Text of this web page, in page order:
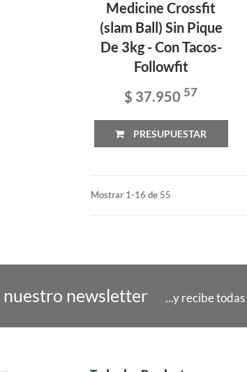
Medicine Crossfit
(slam Ball) Sin Pique
De 3kg - Con Tacos-
Followfit
$ 37.950 57
PRESUPUESTAR
Mostrar 1-16 de 55
nuestro newsletter ...y recibe todas